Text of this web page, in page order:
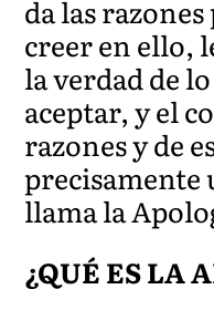
da las
creer en ello,
la verdad de
aceptar, y el
razones y de
precisamente
llama la
¿QUÉ ES LA